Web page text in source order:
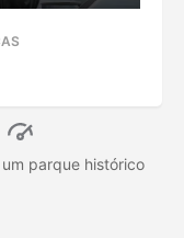
parque histórico